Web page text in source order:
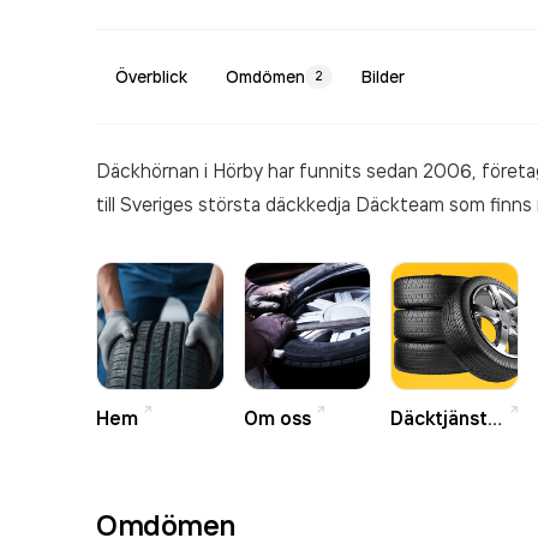
Överblick Omdömen 2 Bilder
Däckhörnan i Hörby har funnits sedan 2006,
till Sveriges största däckkedja Däckteam som finns
Hem Om oss Däcktjänster
Omdömen